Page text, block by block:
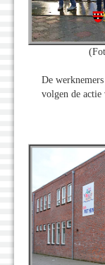
De
volgen de actie